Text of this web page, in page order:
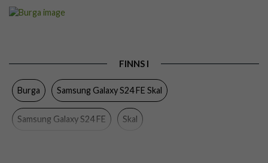
Material Hårdplast (PC), Mjukplast (TPU)
FINNS I
Burga Samsung Galaxy S24 FE Skal
Samsung Galaxy S24 FE Skal